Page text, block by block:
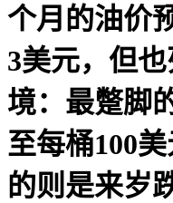
个月的油价
3美元，但
境：最蹩脚
至每桶100
的则是来岁